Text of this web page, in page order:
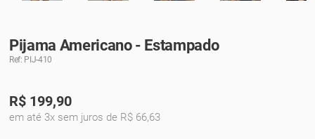
Pijama Americano - Estampado
Ref: PIJ-410
R$ 199,90
em até 3x sem juros de R$ 66,63